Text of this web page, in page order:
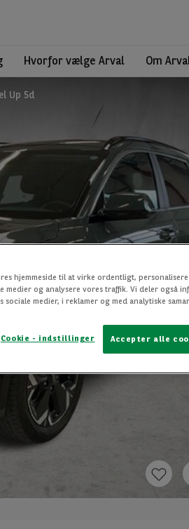
Hvorfor vælge Arval Om
Up 5d
hjemmeside til at virke ordentligt,
medier og analysere vores traffik. Vi deler også
sociale medier, i reklamer og med analytiske
Accepter alle
Cookie - indstillinger